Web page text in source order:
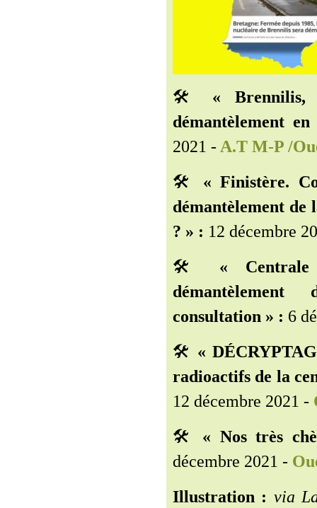
🛠️ « Brennilis,
démantèlement
2021 - A.T M-P /
🛠️ « Finistère.
démantèlement
? » : 12 décembre
🛠️ «
consultation » : 6
🛠️ «
radioactifs de la
12 décembre 2021 -
🛠️ « Nos très
décembre 2021 -
Illustration : via